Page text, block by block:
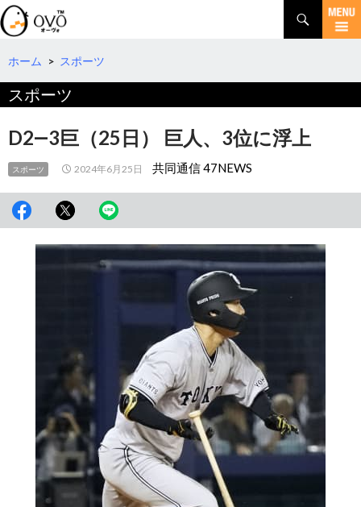
検
索
コ
テ
へ
移
動
ホーム > スポーツ
スポーツ
D2―3巨（25日） 巨人、3位に浮上
スポーツ 2024年6月25日 共同通信 47NEWS